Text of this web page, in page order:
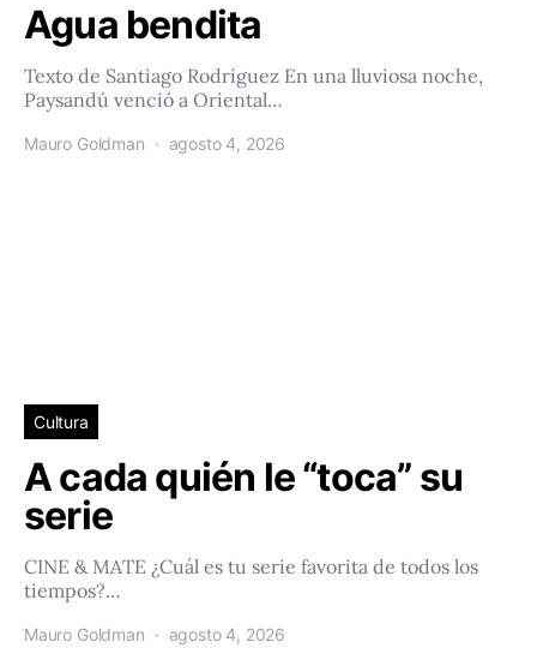
Agua bendita
Texto de Santiago Rodríguez En una lluviosa noche,
Paysandú venció a Oriental…
Mauro Goldman agosto 4, 2026
Cultura
A cada quién le “toca” su
serie
CINE & MATE ¿Cuál es tu serie favorita de todos los
tiempos?…
Mauro Goldman agosto 4, 2026